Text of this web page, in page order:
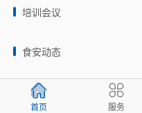
培训会议
食安动态
首页 服务